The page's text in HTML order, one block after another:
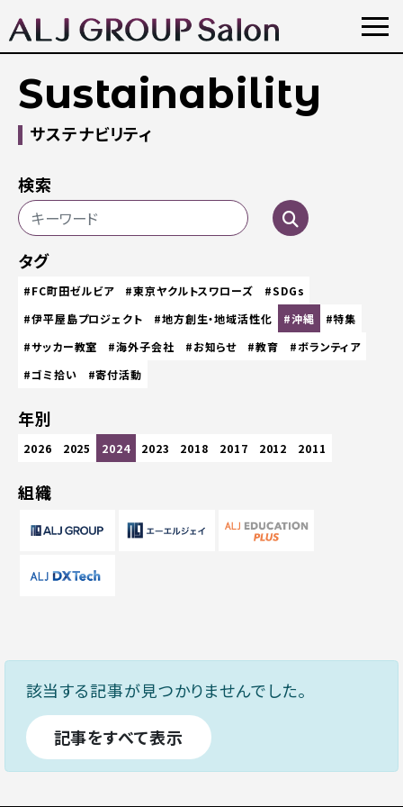
Sustainability
サステナビリティ
検索
タグ
#FC町田ゼルビア #東京ヤクルトスワローズ
#SDGs
#伊平屋島プロジェクト
#地方創生・地域活性化 #沖縄
#特集
#サッカー教室
#海外子会社 #お知らせ #教育
#ボランティア
#ゴミ拾い
#寄付活動
年別
2026 2025 2024 2023 2018 2017 2012 2011
組織
該当する記事が見つかりませんでした。
記事をすべて表示